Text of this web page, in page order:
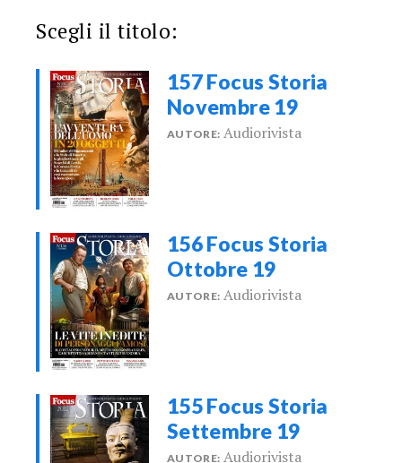
Scegli il titolo:
157 Focus Storia
Novembre 19
AUTORE: Audiorivista
156 Focus Storia
Ottobre 19
AUTORE: Audiorivista
155 Focus Storia
Settembre 19
AUTORE: Audiorivista